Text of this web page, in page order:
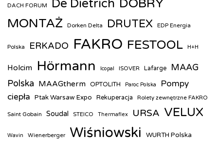
DACH FORUM De Dietrich DOBRY
MONTAŻ
Dorken Delta DRUTEX EDP Energia
Polska ERKADO FAKRO FESTOOL H+H
Holcim Hörmann Icopal ISOVER Lafarge
MAAG
Polska MAAGtherm OPTOLITH Paroc Polska
Pompy
ciepła
Ptak Warsaw Expo Rekuperacja Rolety zewnętrzne FAKRO
Saint Gobain Soudal STEICO Thermaflex URSA VELUX
Wavin Wienerberger Wiśniowski WURTH Polska